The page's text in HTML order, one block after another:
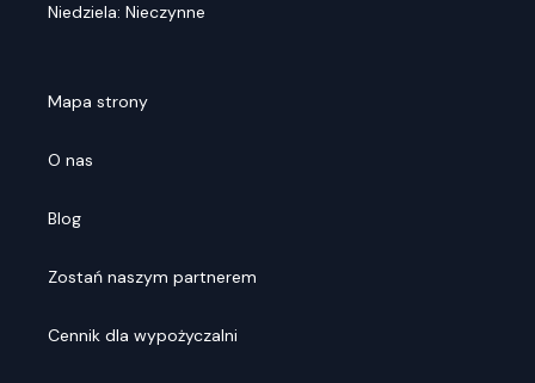
Niedziela: Nieczynne
Mapa strony
O nas
Blog
Zostań naszym partnerem
Cennik dla wypożyczalni